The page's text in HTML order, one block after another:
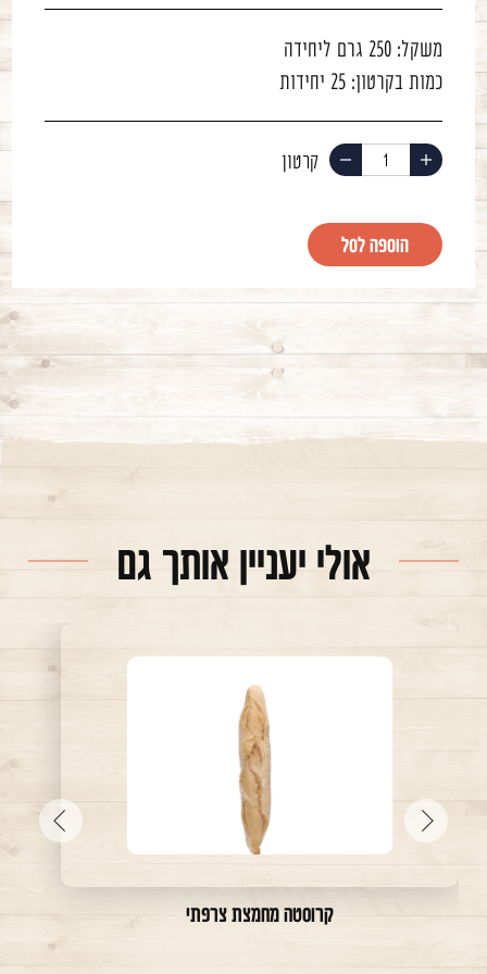
משקל:250 גרם ליחידה
כמות בקרטון:25 יחידות
הוסף
החסר
הוספה לסל
אולי יעניין אותך גם
קרוסטה מחמצת צרפתי
עבור
לתמונה
עבור
לתמונה